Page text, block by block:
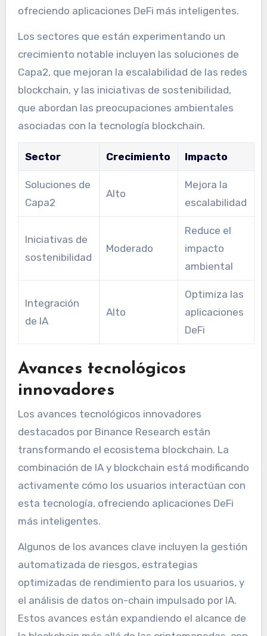
ofreciendo aplicaciones DeFi más inteligentes.
Los sectores que están experimentando un
crecimiento notable incluyen las soluciones de
Capa2, que mejoran la escalabilidad de las redes
blockchain, y las iniciativas de sostenibilidad,
que abordan las preocupaciones ambientales
asociadas con la tecnología blockchain.
Sector Crecimiento Impacto
Soluciones de
Capa2
Alto
Mejora la
escalabilidad
Iniciativas de
sostenibilidad
Moderado
Reduce el
impacto
ambiental
Integración
de IA
Alto
Optimiza las
aplicaciones
DeFi
Avances tecnológicos
innovadores
Los avances tecnológicos innovadores
destacados por Binance Research están
transformando el ecosistema blockchain. La
combinación de IA y blockchain está modificando
activamente cómo los usuarios interactúan con
esta tecnología, ofreciendo aplicaciones DeFi
más inteligentes.
Algunos de los avances clave incluyen la gestión
automatizada de riesgos, estrategias
optimizadas de rendimiento para los usuarios, y
el análisis de datos on-chain impulsado por IA.
Estos avances están expandiendo el alcance de